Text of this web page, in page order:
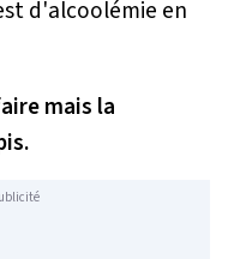
mais la